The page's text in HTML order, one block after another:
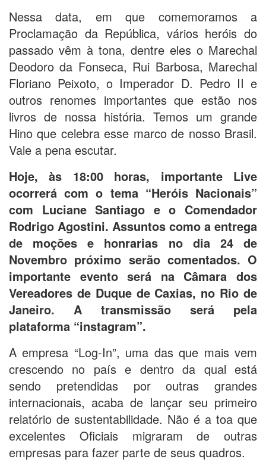
Nessa data, em que comemoramos a
Proclamação da República, vários heróis do
passado vêm à tona, dentre eles o Marechal
Deodoro da Fonseca, Rui Barbosa, Marechal
Floriano Peixoto, o Imperador D. Pedro II e
outros renomes importantes que estão nos
livros de nossa história. Temos um grande
Hino que celebra esse marco de nosso Brasil.
Vale a pena escutar.
Hoje, às 18:00 horas, importante Live
ocorrerá com o tema “Heróis Nacionais”
com Luciane Santiago e o Comendador
Rodrigo Agostini. Assuntos como a entrega
de moções e honrarias no dia 24 de
Novembro próximo serão comentados. O
importante evento será na Câmara dos
Vereadores de Duque de Caxias, no Rio de
Janeiro. A transmissão será pela
plataforma “instagram”.
A empresa “Log-In”, uma das que mais vem
crescendo no país e dentro da qual está
sendo pretendidas por outras grandes
internacionais, acaba de lançar seu primeiro
relatório de sustentabilidade. Não é a toa que
excelentes Oficiais migraram de outras
empresas para fazer parte de seus quadros.